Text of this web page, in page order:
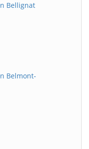
Bellignat
Belmont-